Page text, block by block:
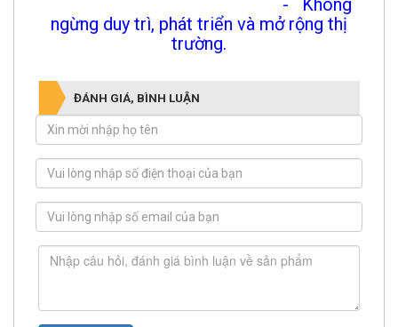
ngừng duy trì, phát triển và mở rộng thị
trường.
ĐÁNH GIÁ, BÌNH LUẬN